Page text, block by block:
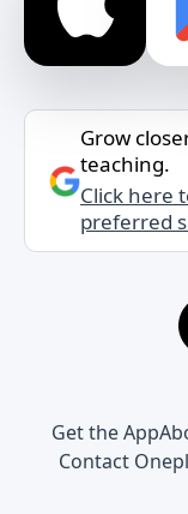
Grow
teaching.
Click here
preferred
Get the App
Contact